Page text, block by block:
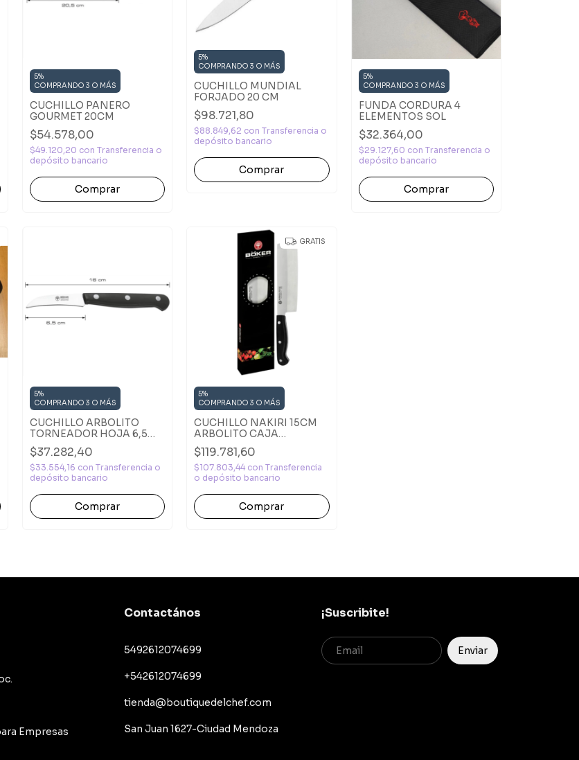
5%
COMPRANDO 3 O MÁS
CUCHILLO PANERO
GOURMET 20CM
$54.578,00
$49.120,20 con Transferencia o
depósito bancario
5%
COMPRANDO 3 O MÁS
CUCHILLO MUNDIAL
FORJADO 20 CM
$98.721,80
$88.849,62 con Transferencia o
depósito bancario
5%
COMPRANDO 3 O MÁS
FUNDA CORDURA 4
ELEMENTOS SOL
$32.364,00
$29.127,60 con Transferencia o
depósito bancario
Comprar
5%
COMPRANDO 3 O MÁS
CUCHILLO ARBOLITO
TORNEADOR HOJA 6,5
CM
$37.282,40
$33.554,16 con Transferencia o
depósito bancario
GRATIS
5%
COMPRANDO 3 O MÁS
CUCHILLO NAKIRI 15CM
ARBOLITO CAJA
PREMIUM
$119.781,60
$107.803,44 con Transferencia
o depósito bancario
Empresas
Contactános
5492612074699
+542612074699
tienda@boutiquedelchef.com
San Juan 1627-Ciudad Mendoza
¡Suscribite!